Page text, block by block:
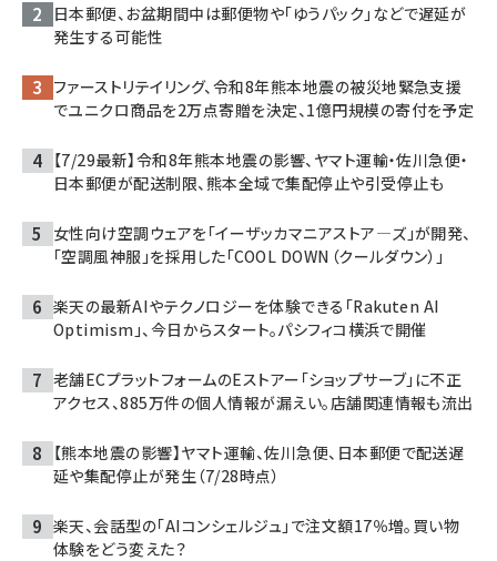
日本郵便、お盆期間中は郵便物や「ゆうパック」などで遅延が
発生する可能性
ファーストリテイリング、令和8年熊本地震の被災地緊急支援
でユニクロ商品を2万点寄贈を決定、1億円規模の寄付を予定
【7/29最新】令和8年熊本地震の影響、ヤマト運輸・佐川急便・
日本郵便が配送制限、熊本全域で集配停止や引受停止も
女性向け空調ウェアを「イーザッカマニアストア―ズ」が開発、
「空調風神服」を採用した「COOL DOWN（クールダウン）」
楽天の最新AIやテクノロジーを体験できる「Rakuten AI
Optimism」、今日からスタート。パシフィコ横浜で開催
老舗ECプラットフォームのEストアー「ショップサーブ」に不正
アクセス、885万件の個人情報が漏えい。店舗関連情報も流出
【熊本地震の影響】ヤマト運輸、佐川急便、日本郵便で配送遅
延や集配停止が発生（7/28時点）
楽天、会話型の「AIコンシェルジュ」で注文額17％増。買い物
体験をどう変えた？